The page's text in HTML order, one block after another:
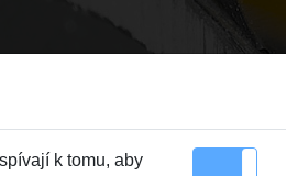
k tomu, aby